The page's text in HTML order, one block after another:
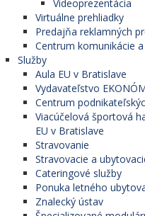
Videoprezentácia
Virtuálne prehliadky
Predajňa reklamných
Centrum komunikácie
Služby
Aula EU v Bratislave
Vydavateľstvo
Centrum
Viacúčelová športová
EU v Bratislave
Stravovanie
Stravovacie a
Cateringové služby
Ponuka letného
Znalecký ústav